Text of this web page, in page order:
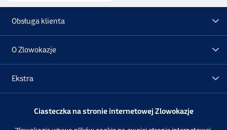
Obsługa klienta
O Zlowokazje
Ekstra
PromocjeCiasteczka na stronie internetowej Zlowokazje